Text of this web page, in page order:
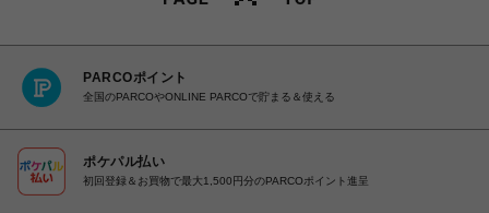
PARCOポイント
全国のPARCOやONLINE PARCOで貯まる＆使える
ポケパル払い
初回登録＆お買物で最大1,500円分のPARCOポイント進呈